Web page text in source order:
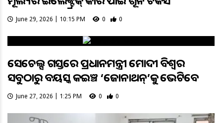
June 29, 2026 | 10:15 PM 0 0
ସେଚେଲ୍ସ ଗସ୍ତରେ ପ୍ରଧାନମନ୍ତ୍ରୀ ମୋଦୀ ବିଶ୍ୱର
ସବୁଠାରୁ ବୟସ୍କ କଇଞ୍ଚ ‘ଜୋନାଥନ୍’କୁ ଭେଟିବେ
June 27, 2026 | 1:25 PM 0 0